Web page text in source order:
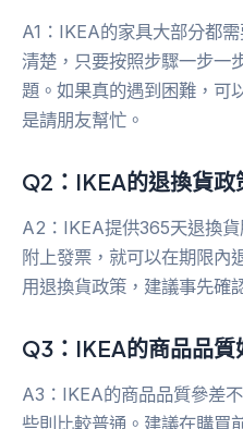
A1：IKEA的家具大部分都
清楚，只要按照步驟一步一
題。如果真的遇到困難，可
是請朋友幫忙。
Q2：IKEA的退換貨政
A2：IKEA提供365天退換
附上發票，就可以在期限內
用退換貨政策，建議事先確
Q3：IKEA的商品品質
A3：IKEA的商品品質參差
些則比較普通。建議在購買